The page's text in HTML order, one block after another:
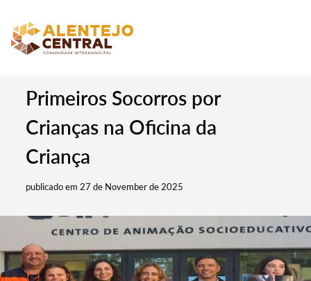
Primeiros Socorros por
Crianças na Oficina da
Criança
publicado em 27 de November de 2025